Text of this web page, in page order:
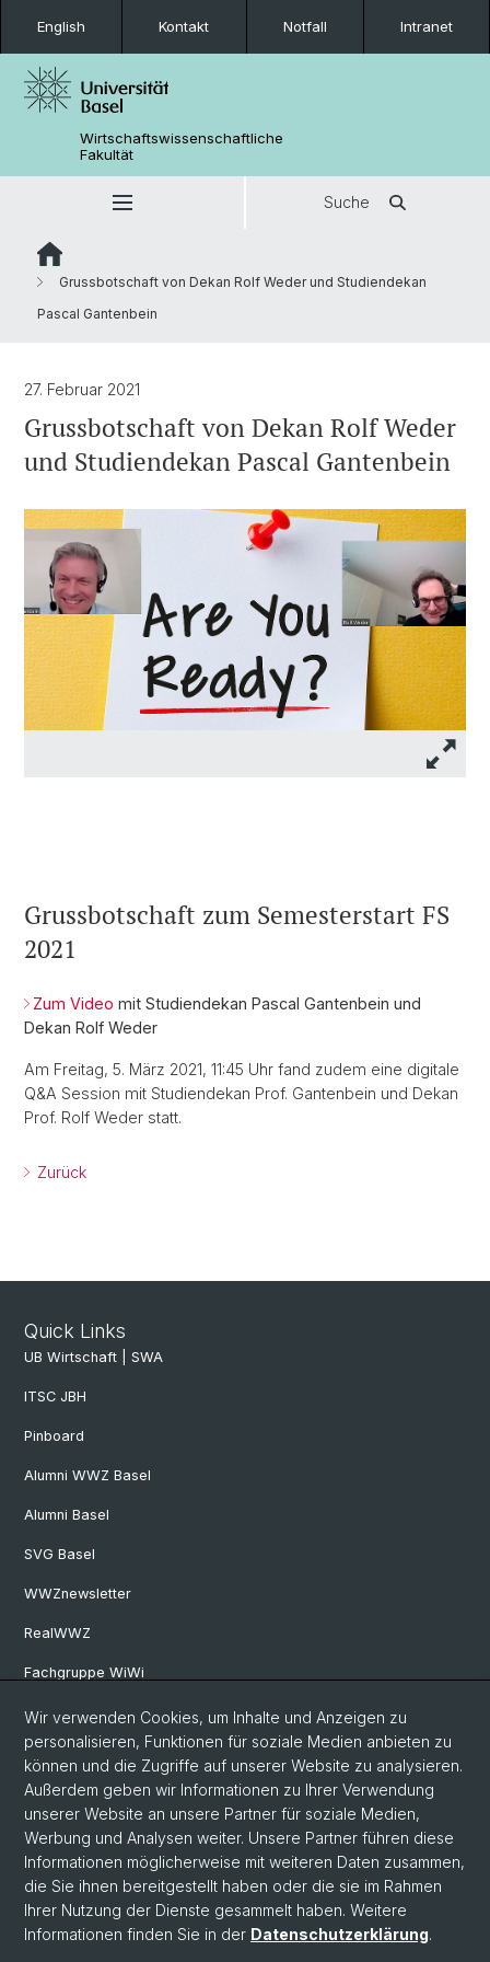
English Kontakt Notfall Intranet
Wirtschaftswissenschaftliche
Fakultät
Suche
Grussbotschaft von Dekan Rolf Weder und Studiendekan
Pascal Gantenbein
27. Februar 2021
Grussbotschaft von Dekan Rolf Weder
und Studiendekan Pascal Gantenbein
Grussbotschaft zum Semesterstart FS
2021
Zum Video mit Studiendekan Pascal Gantenbein und
Dekan Rolf Weder
Am Freitag, 5. März 2021, 11:45 Uhr fand zudem eine digitale
Q&A Session mit Studiendekan Prof. Gantenbein und Dekan
Prof. Rolf Weder statt.
Zurück
Quick Links
UB Wirtschaft | SWA
ITSC JBH
Pinboard
Alumni WWZ Basel
Alumni Basel
SVG Basel
WWZnewsletter
RealWWZ
Fachgruppe WiWi
Social Media
LinkedIn
Youtube
WWZFaculty Blog
Wir verwenden Cookies, um Inhalte und Anzeigen zu
personalisieren, Funktionen für soziale Medien anbieten zu
können und die Zugriffe auf unserer Website zu analysieren.
Außerdem geben wir Informationen zu Ihrer Verwendung
unserer Website an unsere Partner für soziale Medien,
Werbung und Analysen weiter. Unsere Partner führen diese
Informationen möglicherweise mit weiteren Daten zusammen,
die Sie ihnen bereitgestellt haben oder die sie im Rahmen
Ihrer Nutzung der Dienste gesammelt haben. Weitere
Informationen finden Sie in der Datenschutzerklärung.